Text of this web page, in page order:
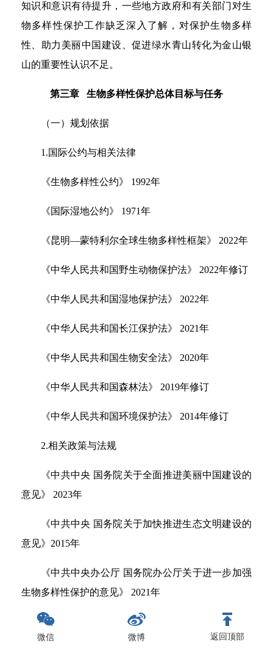
知识和意识有待提升，一些地方政府和有关部门对生
物多样性保护工作缺乏深入了解，对保护生物多样
性、助力美丽中国建设、促进绿水青山转化为金山银
山的重要性认识不足。
第三章 生物多样性保护总体目标与任务
（一）规划依据
1.国际公约与相关法律
《生物多样性公约》 1992年
《国际湿地公约》 1971年
《昆明—蒙特利尔全球生物多样性框架》 2022年
《中华人民共和国野生动物保护法》 2022年修订
《中华人民共和国湿地保护法》 2022年
《中华人民共和国长江保护法》 2021年
《中华人民共和国生物安全法》 2020年
《中华人民共和国森林法》 2019年修订
《中华人民共和国环境保护法》 2014年修订
2.相关政策与法规
《中共中央 国务院关于全面推进美丽中国建设的
意见》 2023年
《中共中央 国务院关于加快推进生态文明建设的
意见》2015年
《中共中央办公厅 国务院办公厅关于进一步加强
生物多样性保护的意见》 2021年
《中共中央办公厅 国务院办公厅关于建立健全生
态产品价值实现机制的意见》 2021年